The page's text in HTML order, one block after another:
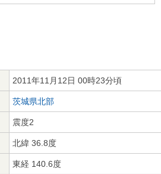
2011年11月12日 00時23分頃
茨城県北部
震度2
北緯 36.8度
東経 140.6度